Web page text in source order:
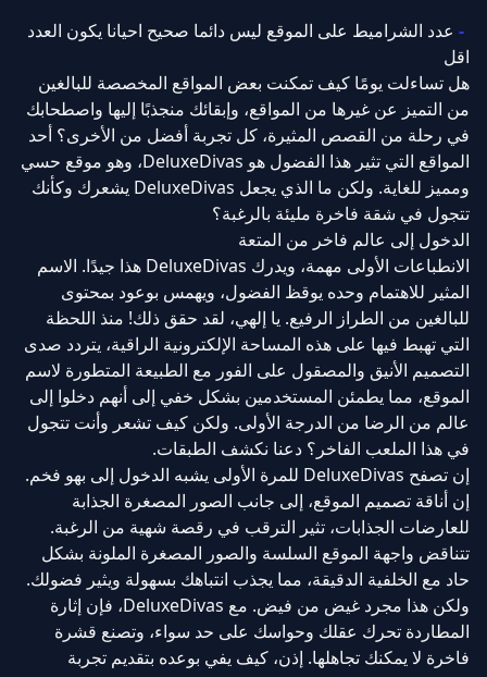
عدد الشراميط على الموقع ليس دائما صحيح احيانا يكون العدد
اقل
هل تساءلت يومًا كيف تمكنت بعض المواقع المخصصة للبالغين
من التميز عن غيرها من المواقع، وإبقائك منجذبًا إليها واصطحابك
في رحلة من القصص المثيرة، كل تجربة أفضل من الأخرى؟ أحد
المواقع التي تثير هذا الفضول هو DeluxeDivas، وهو موقع حسي
ومميز للغاية. ولكن ما الذي يجعل DeluxeDivas يشعرك وكأنك
تتجول في شقة فاخرة مليئة بالرغبة؟
الدخول إلى عالم فاخر من المتعة
الانطباعات الأولى مهمة، ويدرك DeluxeDivas هذا جيدًا. الاسم
المثير للاهتمام وحده يوقظ الفضول، ويهمس بوعود بمحتوى
للبالغين من الطراز الرفيع. يا إلهي، لقد حقق ذلك! منذ اللحظة
التي تهبط فيها على هذه المساحة الإلكترونية الراقية، يتردد صدى
التصميم الأنيق والمصقول على الفور مع الطبيعة المتطورة لاسم
الموقع، مما يطمئن المستخدمين بشكل خفي إلى أنهم دخلوا إلى
عالم من الرضا من الدرجة الأولى. ولكن كيف تشعر وأنت تتجول
في هذا الملعب الفاخر؟ دعنا نكشف الطبقات.
إن تصفح DeluxeDivas للمرة الأولى يشبه الدخول إلى بهو فخم.
إن أناقة تصميم الموقع، إلى جانب الصور المصغرة الجذابة
للعارضات الجذابات، تثير الترقب في رقصة شهية من الرغبة.
تتناقض واجهة الموقع السلسة والصور المصغرة الملونة بشكل
حاد مع الخلفية الدقيقة، مما يجذب انتباهك بسهولة ويثير فضولك.
ولكن هذا مجرد غيض من فيض. مع DeluxeDivas، فإن إثارة
المطاردة تحرك عقلك وحواسك على حد سواء، وتصنع قشرة
فاخرة لا يمكنك تجاهلها. إذن، كيف يفي بوعده بتقديم تجربة